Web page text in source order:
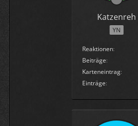
Katzenreh
YN
Reaktionen
Beiträge
Karteneintrag
Einträge